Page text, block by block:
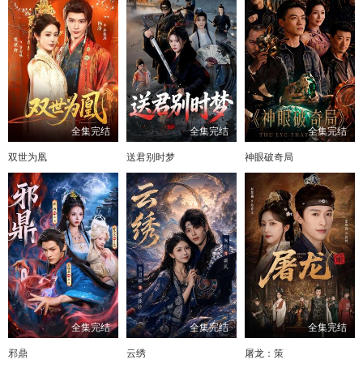
全集完结
双世为凰
全集完结
送君别时梦
全集完结
神眼破奇局
全集完结
邪鼎
全集完结
云绣
全集完结
屠龙：策